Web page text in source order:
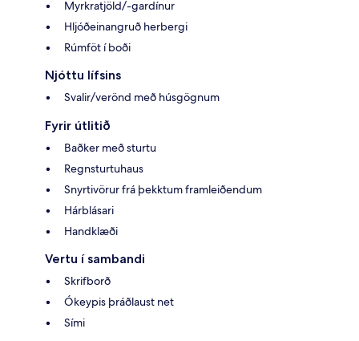
Myrkratjöld/-gardínur
Hljóðeinangruð herbergi
Rúmföt í boði
Njóttu lífsins
Svalir/verönd með húsgögnum
Fyrir útlitið
Baðker með sturtu
Regnsturtuhaus
Snyrtivörur frá þekktum framleiðendum
Hárblásari
Handklæði
Vertu í sambandi
Skrifborð
Ókeypis þráðlaust net
Sími